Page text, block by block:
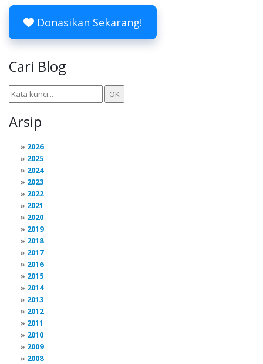
Donasikan Sekarang!
Cari Blog
Arsip
2026
2025
2024
2023
2022
2021
2020
2019
2018
2017
2016
2015
2014
2013
2012
2011
2010
2009
2008